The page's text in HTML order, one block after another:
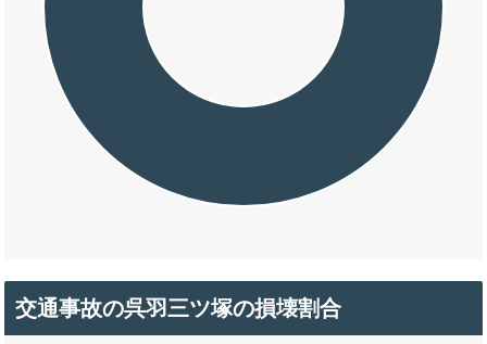
交通事故の呉羽三ツ塚の損壊割合